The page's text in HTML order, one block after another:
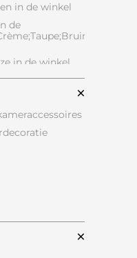
in de winkel
de
in de winkel
dekens